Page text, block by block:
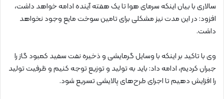
سالاری با بیان اینکه سرمای هوا تا یک هفته آینده ادامه خواهد داشت،
افزود: در این مدت نیز مشکلی برای تامین سوخت مایع وجود نخواهد
داشت.
وی با تاکید بر اینکه با وسایل گرمایشی و ذخیره نفت سفید کمبود گاز را
جبران کردیم، ادامه داد: باید به تولید و توزیع توجه کنیم و ظرفیت تولید
را افزایش دهیم تا اجرای طرح‌های پالایشی تسریع شود.